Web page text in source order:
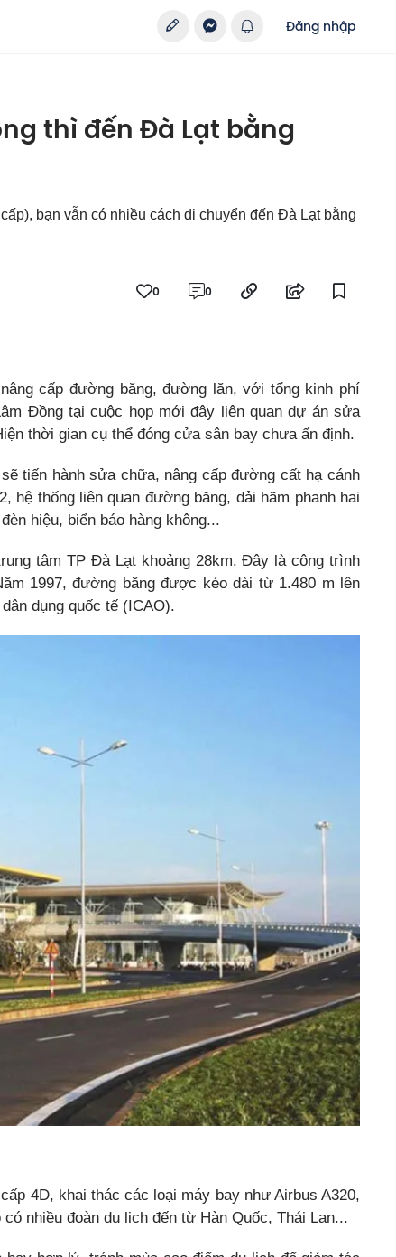
Đăng nhập
thì đến Đà Lạt bằng
bạn vẫn có nhiều cách di chuyển đến Đà Lạt bằng
0 0
cấp đường băng, đường lăn, với tổng kinh phí
Đồng tại cuộc họp mới đây liên quan dự án sửa
thời gian cụ thể đóng cửa sân bay chưa ấn định.
tiến hành sửa chữa, nâng cấp đường cất hạ cánh
hệ thống liên quan đường băng, dải hãm phanh hai
hiệu, biển báo hàng không...
tâm TP Đà Lạt khoảng 28km. Đây là công trình
1997, đường băng được kéo dài từ 1.480 m lên
dụng quốc tế (ICAO).
4D, khai thác các loại máy bay như Airbus A320,
nhiều đoàn du lịch đến từ Hàn Quốc, Thái Lan...